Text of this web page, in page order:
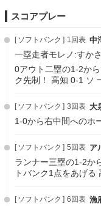
スコアプレー
ソフトバンク 1回表 中
一塁走者モレノ:すか
0アウト二塁の1-2か
ク先制！ 高知 0-1 ソ
ソフトバンク 3回表 大
1-0から右中間へのホ
ソフトバンク 5回表 ア
ランナー三塁の1-2か
トバンク1点をあげる
ソフトバンク 6回表 漁